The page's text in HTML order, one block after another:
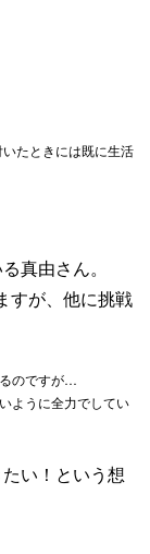
たときには既に生活
真由さん。
が、 他に挑戦
のですが…
ように全力でしてい
い！ という想